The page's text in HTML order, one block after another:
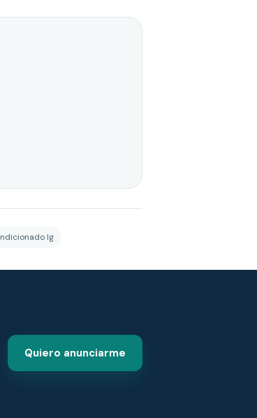
lg
Quiero anunciarme